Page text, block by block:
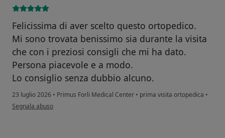
Felicissima di aver scelto questo ortopedico.
Mi sono trovata benissimo sia durante la visita
che con i preziosi consigli che mi ha dato.
Persona piacevole e a modo.
Lo consiglio senza dubbio alcuno.
23 luglio 2026 • Primus Forli Medical Center • prima visita ortopedica •
secondo l'opinione dell'utente Morena Lodovini
Segnala abuso